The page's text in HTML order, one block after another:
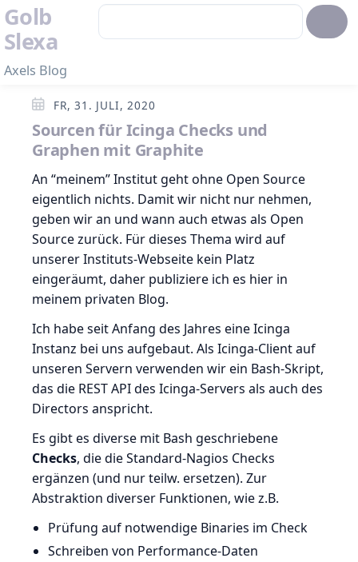
Golb
Slexa
Axels Blog
FR, 31. JULI, 2020
Sourcen für Icinga Checks und
Graphen mit Graphite
An “meinem” Institut geht ohne Open Source
eigentlich nichts. Damit wir nicht nur nehmen,
geben wir an und wann auch etwas als Open
Source zurück. Für dieses Thema wird auf
unserer Instituts-Webseite kein Platz
eingeräumt, daher publiziere ich es hier in
meinem privaten Blog.
Ich habe seit Anfang des Jahres eine Icinga
Instanz bei uns aufgebaut. Als Icinga-Client auf
unseren Servern verwenden wir ein Bash-Skript,
das die REST API des Icinga-Servers als auch des
Directors anspricht.
Es gibt es diverse mit Bash geschriebene
Checks, die die Standard-Nagios Checks
ergänzen (und nur teilw. ersetzen). Zur
Abstraktion diverser Funktionen, wie z.B.
Prüfung auf notwendige Binaries im Check
Schreiben von Performance-Daten